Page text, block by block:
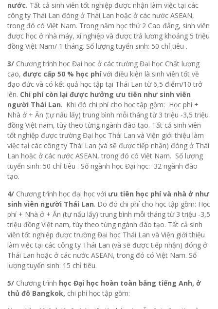
nước. Tất cả sinh viên tốt nghiệp được nhận làm việc tại các
công ty Thái Lan đóng ở Thái Lan hoặc ở các nước ASEAN,
trong đó có Việt Nam. Trong năm học thứ 2 Cao đẳng, sinh viên
được học ở nhà máy, xí nghiệp và được trả lương khoảng 5 triệu
đồng Việt Nam/ 1 tháng. Số lượng tuyển sinh: 50 chỉ tiêu .
3/ Chương trình học Đại học ở các trường Đại học Chất lượng
cao, được cấp 50 % học phívới điều kiện là sinh viên tốt về
đạo đức và có kết quả học tập tại Thái Lan từ 6,5 điểm/10 trở
lên. Chi phí còn lại được hưởng ưu tiên như sinh viên
người Thái Lan. Khi đó chi phí cho học tập gồm: Học phí +
Nhà ở + Ăn (tự nấu lấy) trung bình mỗi tháng từ 3 triệu -3,5 triệu
đồng Việt nam, tùy theo từng ngành đào tạo. Tất cả sinh viên
tốt nghiệp được trường Đại học Thái Lan và Viện giới thiệu làm
việc tại các công ty Thái Lan (và sẽ được tiếp nhận) đóng ở Thái
Lan hoặc ở các nước ASEAN, trong đó có Việt Nam. Số lượng
tuyển sinh: 50 chỉ tiêu . Số ngành học Đại học: 32 ngành đào
tạo.
4/ Chương trình học đại học với ưu tiên học phí và nhà ở như
sinh viên người Thái Lan. Do đó chi phí cho học tập gồm: Học
phí + Nhà ở + Ăn (tự nấu lấy) trung bình mỗi tháng từ 3 triệu -3,5
triệu đồng Việt nam, tùy theo từng ngành đào tạo. Tất cả sinh
viên tốt nghiệp được trường Đại học Thái Lan và Viện giới thiệu
làm việc tại các công ty Thái Lan (và sẽ được tiếp nhận) đóng ở
Thái Lan hoặc ở các nước ASEAN, trong đó có Việt Nam. Số
lượng tuyển sinh: 15 chỉ tiêu.
5/ Chương trình học Đại học hoàn toàn bằng tiếng Anh, ở
thủ đô Bangkok, chi phí học tập gồm: